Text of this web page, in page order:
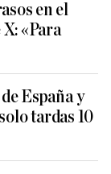
en el
«Para
España y
tardas 10